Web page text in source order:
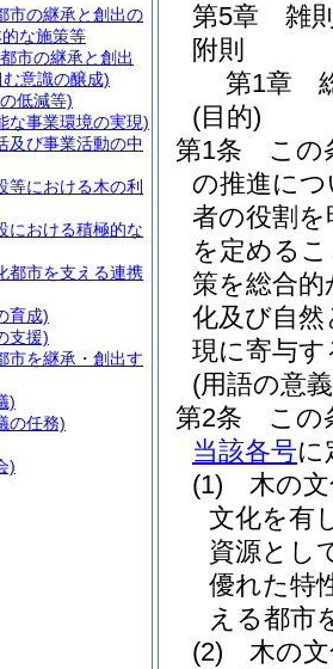
第5章
雑
附則
第1章
(目的)
第1条
この
の推進に
者の役割
を定める
策を総合
化及び自
現に寄与
(用語の意
第2条
この
当該各号に
(1)
木の
文化を有
資源とし
優れた特
える都市
(2)
木の
市の継承と創出の
な施策等
市の継承と創出
意識の醸成)
低減等)
な事業環境の実現)
及び事業活動の中
等における木の利
における積極的な
都市を支える連携
育成)
支援)
市を継承・創出す
)
の任務)
)